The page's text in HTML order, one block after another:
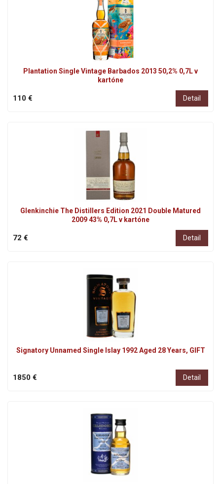
Plantation Single Vintage Barbados 2013 50,2% 0,7L v
kartóne
110 € Detail
Glenkinchie The Distillers Edition 2021 Double Matured
2009 43% 0,7L v kartóne
72 € Detail
Signatory Unnamed Single Islay 1992 Aged 28 Years, GIFT
1850 € Detail